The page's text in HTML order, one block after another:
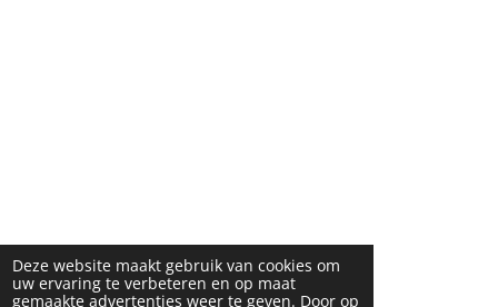
Deze website maakt gebruik van cookies om
uw ervaring te verbeteren en op maat
gemaakte advertenties weer te geven. Door op